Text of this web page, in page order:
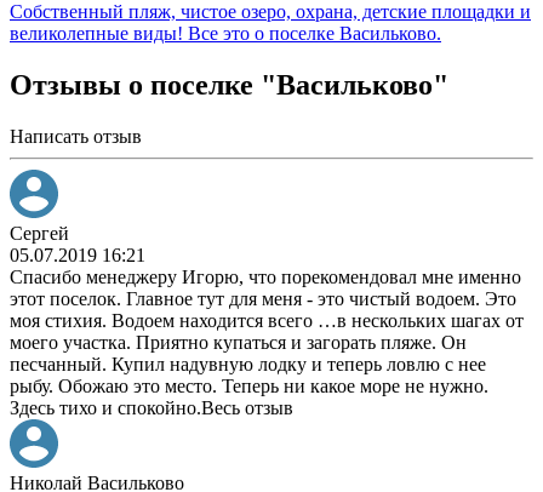
Собственный пляж, чистое озеро, охрана, детские площадки и
великолепные виды! Все это о поселке Васильково.
Отзывы о поселке "Васильково"
Написать отзыв
Сергей
05.07.2019 16:21
Спасибо менеджеру Игорю, что порекомендовал мне именно
этот поселок. Главное тут для меня - это чистый водоем. Это
моя стихия. Водоем находится всего …в нескольких шагах от
моего участка. Приятно купаться и загорать пляже. Он
песчанный. Купил надувную лодку и теперь ловлю с нее
рыбу. Обожаю это место. Теперь ни какое море не нужно.
Здесь тихо и спокойно.Весь отзыв
Николай Васильково